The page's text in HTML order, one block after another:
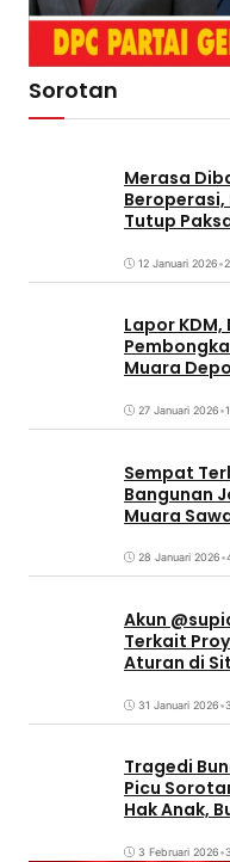
Sorotan
Merasa
Beroperasi,
Tutup
12 Januari 2026•
Lapor
Muara
27 Januari 2026•
Sempat
Bangunan
Muara
28 Januari 2026•
Akun
Terkait
Aturan di
31 Januari 2026•
Tragedi
Picu
Hak Anak,
3 Februari 2026•